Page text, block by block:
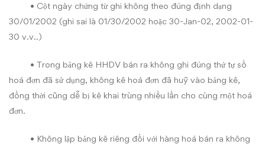
• Cột ngày chứng từ ghi không theo đúng định dạng
30/01/2002 (ghi sai là 01/30/2002 hoặc 30-Jan-02, 2002-01-
30 v.v..)
• Trong bảng kê HHDV bán ra không ghi đúng thứ tự số
hoá đơn đã sử dụng, không kê hoá đơn đã huỹ vào bảng kê,
đồng thời cũng dễ bị kê khai trùng nhiều lần cho cùng một hoá
đơn.
• Không lập bảng kê riêng đối với hàng hoá bán ra không